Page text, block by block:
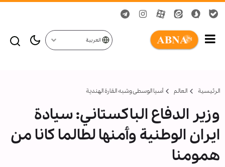
العربية
الرئيسية العالم أسیا الوسطی وشبه القارة الهندية
وزیر الدفاع الباکستاني: سیادة
ایران الوطنیة وأمنها لطالما کانا من
همومنا